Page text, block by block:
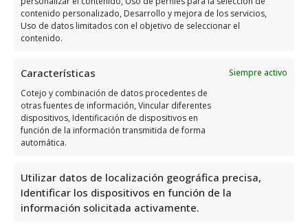
contenido personalizado, Desarrollo y mejora de los servicios,
Uso de datos limitados con el objetivo de seleccionar el
contenido.
Características
Siempre activo
Cotejo y combinación de datos procedentes de
otras fuentes de información, Vincular diferentes
dispositivos, Identificación de dispositivos en
función de la información transmitida de forma
automática.
Utilizar datos de localización geográfica precisa,
Identificar los dispositivos en función de la
información solicitada activamente.
utiliza el siguientemapa para localizarlos
Haz clic para aceptar márketing cookies y